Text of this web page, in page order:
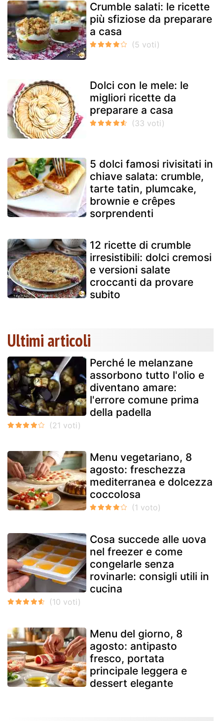
Crumble salati: le ricette
più sfiziose da preparare
a casa
Dolci con le mele: le
migliori ricette da
preparare a casa
5 dolci famosi rivisitati in
chiave salata: crumble,
tarte tatin, plumcake,
brownie e crêpes
sorprendenti
12 ricette di crumble
irresistibili: dolci cremosi
e versioni salate
croccanti da provare
subito
Ultimi articoli
Perché le melanzane
assorbono tutto l'olio e
diventano amare:
l'errore comune prima
della padella
Menu vegetariano, 8
agosto: freschezza
mediterranea e dolcezza
coccolosa
Cosa succede alle uova
nel freezer e come
congelarle senza
rovinarle: consigli utili in
cucina
Menu del giorno, 8
agosto: antipasto
fresco, portata
principale leggera e
dessert elegante